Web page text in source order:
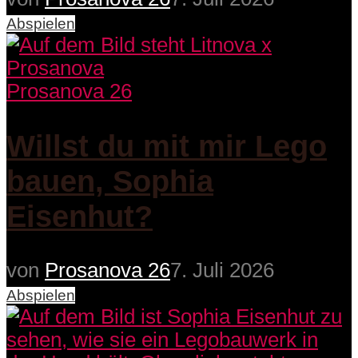
Abspielen
Prosanova 26
Willst du mit mir Lego
bauen, Sophia
Eisenhut?
von Prosanova 267. Juli 2026
Abspielen